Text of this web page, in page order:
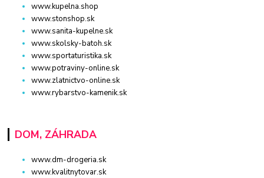
www.kupelna.shop
www.stonshop.sk
www.sanita-kupelne.sk
www.skolsky-batoh.sk
www.sportaturistika.sk
www.potraviny-online.sk
www.zlatnictvo-online.sk
www.rybarstvo-kamenik.sk
DOM, ZÁHRADA
www.dm-drogeria.sk
www.kvalitnytovar.sk